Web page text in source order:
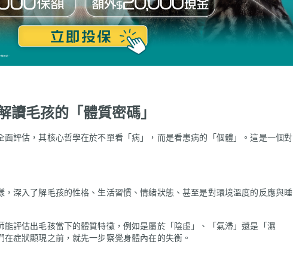
毛孩的「體質密碼」
評估，其核心哲學在於不單看「病」，而是看患病的「個體」。這是一個對
深入了解毛孩的性格、生活習慣、情緒狀態、甚至是對環境溫度的反應與睡
評估出毛孩當下的體質特徵，例如是屬於「陰虛」、「氣滯」還是「濕
症狀顯現之前，就先一步察覺身體內在的失衡。